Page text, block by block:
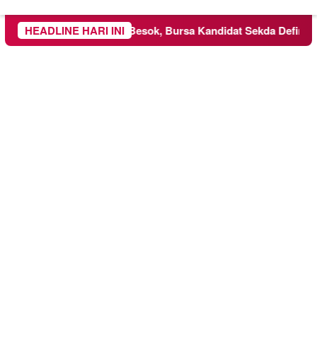
HEADLINE HARI INI
Digelar Besok, Bursa Kandidat Sekda Definitif Mulai